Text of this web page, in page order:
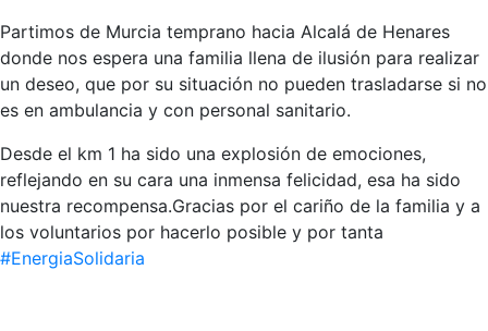
Partimos de Murcia temprano hacia Alcalá de Henares
donde nos espera una familia llena de ilusión para realizar
un deseo, que por su situación no pueden trasladarse si no
es en ambulancia y con personal sanitario.
Desde el km 1 ha sido una explosión de emociones,
reflejando en su cara una inmensa felicidad, esa ha sido
nuestra recompensa.Gracias por el cariño de la familia y a
los voluntarios por hacerlo posible y por tanta
#EnergiaSolidaria